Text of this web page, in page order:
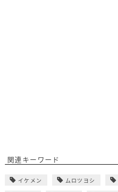
関連キーワード
イケメン ムロツヨシ